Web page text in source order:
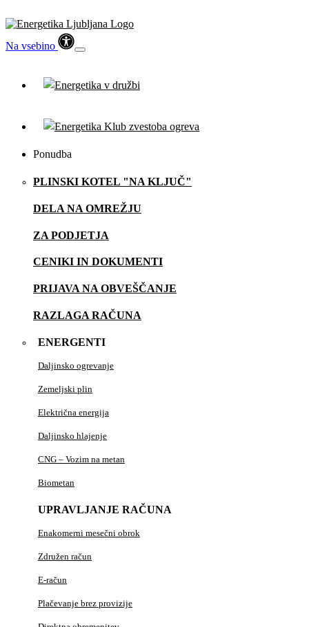
Na vsebino
Ponudba
PLINSKI KOTEL "NA KLJUČ"
DELA NA OMREŽJU
ZA PODJETJA
CENIKI IN DOKUMENTI
PRIJAVA NA OBVEŠČANJE
RAZLAGA RAČUNA
ENERGENTI
Daljinsko ogrevanje
Zemeljski plin
Električna energija
Daljinsko hlajenje
CNG – Vozim na metan
Biometan
UPRAVLJANJE RAČUNA
Enakomerni mesečni obrok
Združen račun
E-račun
Plačevanje brez provizije